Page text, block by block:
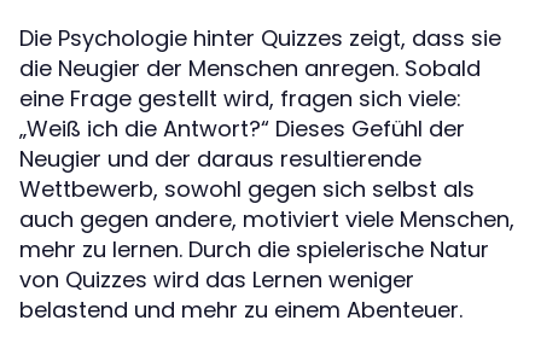
Die Psychologie hinter Quizzes zeigt, dass sie
die Neugier der Menschen anregen. Sobald
eine Frage gestellt wird, fragen sich viele:
„Weiß ich die Antwort?“ Dieses Gefühl der
Neugier und der daraus resultierende
Wettbewerb, sowohl gegen sich selbst als
auch gegen andere, motiviert viele Menschen,
mehr zu lernen. Durch die spielerische Natur
von Quizzes wird das Lernen weniger
belastend und mehr zu einem Abenteuer.